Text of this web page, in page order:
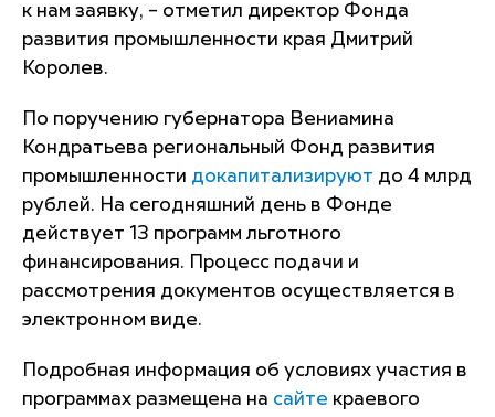
к нам заявку, – отметил директор Фонда
развития промышленности края Дмитрий
Королев.
По поручению губернатора Вениамина
Кондратьева региональный Фонд развития
промышленности докапитализируют до 4 млрд
рублей. На сегодняшний день в Фонде
действует 13 программ льготного
финансирования. Процесс подачи и
рассмотрения документов осуществляется в
электронном виде.
Подробная информация об условиях участия в
программах размещена на сайте краевого